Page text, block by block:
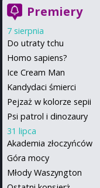
Premiery
7 sierpnia
Do utraty tchu
Homo sapiens?
Ice Cream Man
Kandydaci śmierci
Pejzaż w kolorze sepii
Psi patrol i dinozaury
31 lipca
Akademia złoczyńców
Góra mocy
Młody Waszyngton